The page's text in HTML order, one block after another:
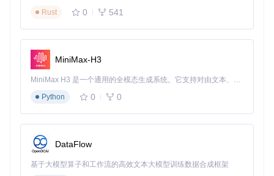
开始菜单内应用程序可正常启动
搜索功能恢复正常
该功能通过ExplorerPatcher/StartMenu.c模块实现，该模块重
写了开始菜单的启动流程，绕过了系统更新导致的兼容性问题
点。
打开ExplorerPatcher设置面板
切换到"开始菜单"选项卡
Rust
0 541
MiniMax-H3
MiniMax H3 是一个通用的全模态生成系统。它支持对由文本、图像、视频和音频组成的多模态上下文进行统一理解，并能生成分辨率高达 2K、时长可达 15 秒的带原生立体声音频的视频。得益于面向任务泛化的系统设计，H3 在预训练阶段就已具备广泛的多模态上下文理解与生成能力，能够出色地执行复杂的多模态指令。
Python
0 0
DataFlow
基于大模型算子和工作流的高效文本大模型训练数据合成框架